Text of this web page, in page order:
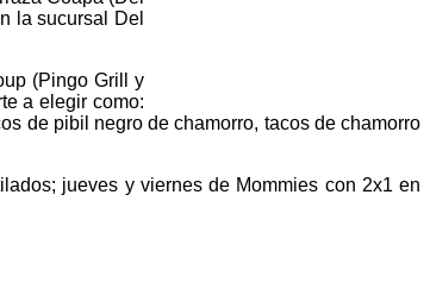
la sucursal Del
(Pingo Grill y
a elegir como:
de pibil negro de chamorro, tacos de chamorro
jueves y viernes de Mommies con 2x1 en